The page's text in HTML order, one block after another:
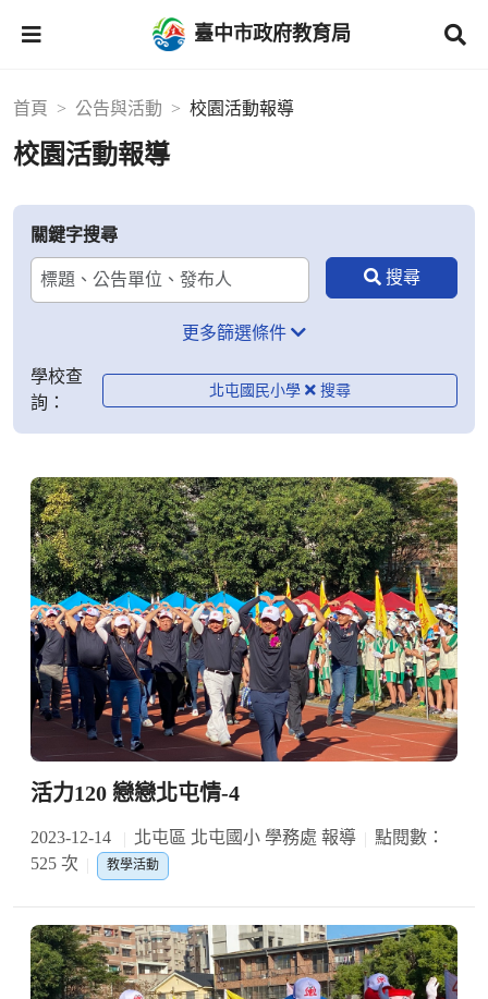
臺中市政府教育局
首頁 公告與活動 校園活動報導
校園活動報導
關鍵字搜尋
更多篩選條件
學校查
詢：
北屯國民小學
活力120 戀戀北屯情-4
2023-12-14 北屯區 北屯國小 學務處 報導
點閱數：
525 次
教學活動